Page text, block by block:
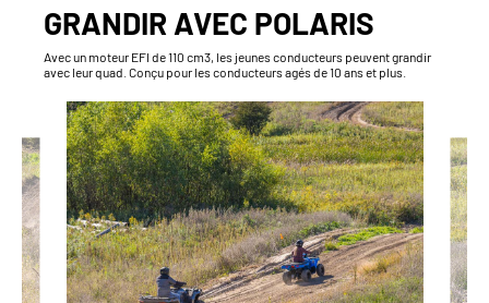
GRANDIR AVEC POLARIS
Avec un moteur EFI de 110 cm3, les jeunes conducteurs peuvent grandir
avec leur quad. Conçu pour les conducteurs agés de 10 ans et plus.